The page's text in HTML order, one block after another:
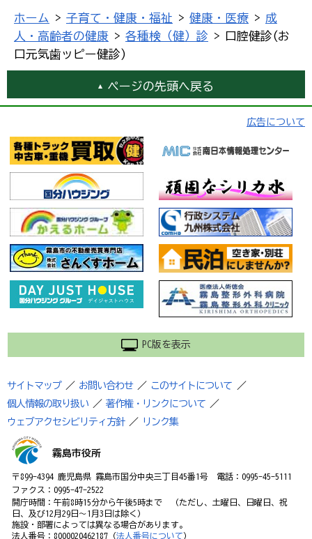
ホーム > 子育て・健康・福祉 > 健康・医療 > 成
人・高齢者の健康 > 各種検（健）診 > 口腔健診(お
口元気歯ッピー健診)
ページの先頭へ戻る
広告について
PC版を表示
サイトマップ ／ お問い合わせ ／ このサイトについて
／
個人情報の取り扱い ／ 著作権・リンクについて ／
ウェブアクセシビリティ方針 ／ リンク集
霧島市役所
〒899-4394 鹿児島県 霧島市国分中央三丁目45番1号 電話：0995-45-5111
ファクス：0995-47-2522
開庁時間：午前8時15分から午後5時まで （ただし、土曜日、日曜日、祝
日、及び12月29日～1月3日は除く）
施設・部署によっては異なる場合があります。
法人番号：8000020462187（法人番号について）